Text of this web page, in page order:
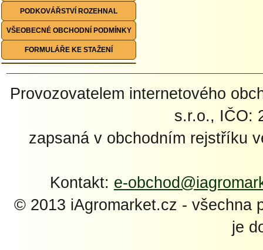
PODKOVÁŘSTVÍ ROZEHNAL
VŠEOBECNÉ OBCHODNÍ PODMÍNKY
FORMULÁŘE KE STAŽENÍ
Provozovatelem internetového
s.r.o., IČO:
zapsaná v obchodním rejstříku
Kontakt: e-
© 2013 iAgromarket.cz - všechna
je